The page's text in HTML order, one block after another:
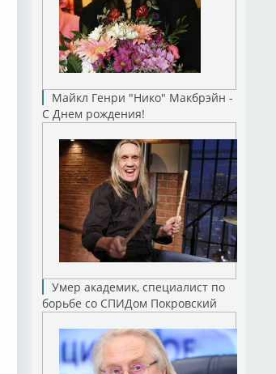
Майкл Генри "Нико" Макбрэйн -
С Днем рождения!
Умер академик, специалист по
борьбе со СПИДом Покровский